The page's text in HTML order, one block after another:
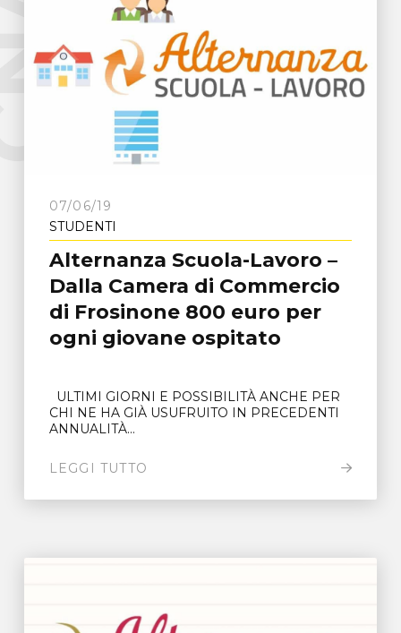
07/06/19
STUDENTI
Alternanza Scuola-Lavoro –
Dalla Camera di Commercio
di Frosinone 800 euro per
ogni giovane ospitato
ULTIMI GIORNI E POSSIBILITÀ ANCHE PER
CHI NE HA GIÀ USUFRUITO IN PRECEDENTI
ANNUALITÀ...
LEGGI TUTTO